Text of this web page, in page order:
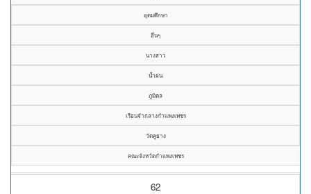
อุดมศึกษา
อื่นๆ
นางสาว
น้ำฝน
ภูมิดล
เรือนจำกลางกำแพงเพชร
วัดคูยาง
คณะจังหวัดกำแพงเพชร
62